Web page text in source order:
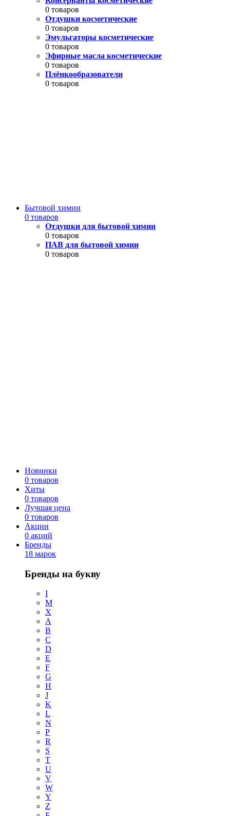
0 товаров
Отдушки косметические
0 товаров
Эмульгаторы косметические
0 товаров
Эфирные масла косметические
0 товаров
Плёнкообразователи
0 товаров
Бытовой химии
0 товаров
Отдушки для бытовой химии
0 товаров
ПАВ для бытовой химии
0 товаров
Новинки
0 товаров
Хиты
0 товаров
Лучшая цена
0 товаров
Акции
0 акций
Бренды
18 марок
Бренды на букву
I
M
X
A
B
C
D
E
F
G
H
J
K
L
N
P
R
S
T
U
V
W
Y
Z